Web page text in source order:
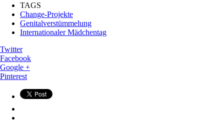
TAGS
Change-Projekte
Genitalverstümmelung
Internationaler Mädchentag
Twitter
Facebook
Google +
Pinterest